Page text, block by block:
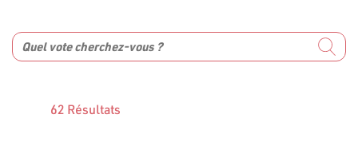
62 Résultats